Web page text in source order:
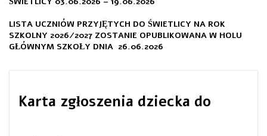
LISTA UCZNIÓW PRZYJĘTYCH DO ŚWIETLICY NA ROK
SZKOLNY 2026/2027 ZOSTANIE OPUBLIKOWANA W HOLU
GŁÓWNYM SZKOŁY DNIA 26.06.2026
Karta zgłoszenia dziecka do